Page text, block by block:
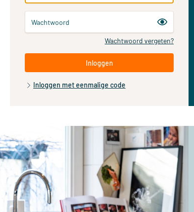
Wachtwoord
Wachtwoord vergeten?
Inloggen
Inloggen met eenmalige code